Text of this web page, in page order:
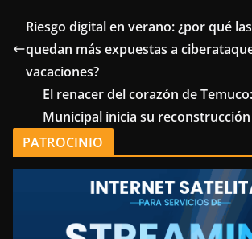
Riesgo digital en verano: ¿por qué
quedan más expuestas a
vacaciones?
El renacer del corazón de
Municipal inicia su
PATROCINIO